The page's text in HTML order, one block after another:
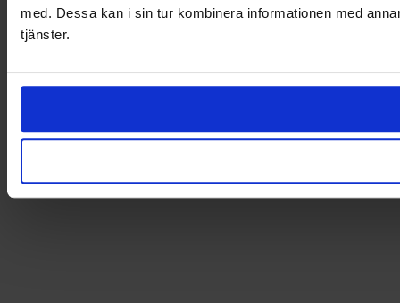
med. Dessa kan i sin tur kombinera informationen med
tjänster.